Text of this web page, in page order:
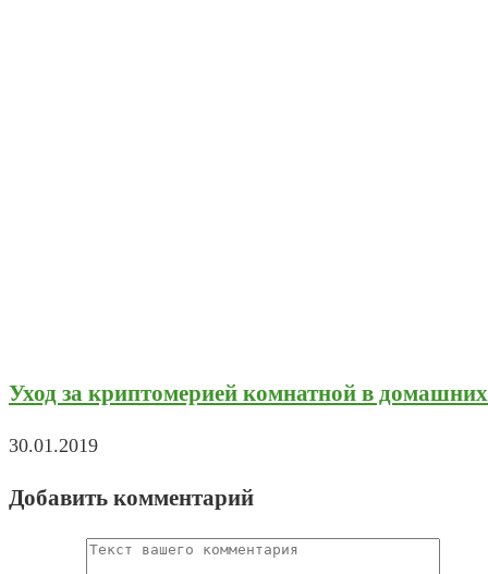
Уход за криптомерией комнатной в
30.01.2019
Добавить комментарий